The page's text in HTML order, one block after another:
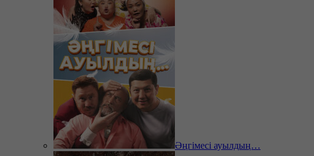
Әңгімесі ауылдың…